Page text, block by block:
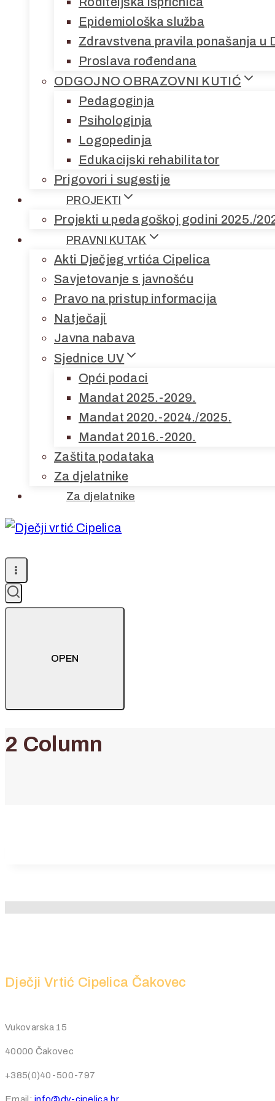
Epidemiološka služba
Zdravstvena pravila ponašanja u
Proslava rođendana
ODGOJNO OBRAZOVNI KUTIĆ
Pedagoginja
Psihologinja
Logopedinja
Edukacijski rehabilitator
Prigovori i sugestije
PROJEKTI
Projekti u pedagoškoj godini 2025./
PRAVNI KUTAK
Akti Dječjeg vrtića Cipelica
Savjetovanje s javnošću
Pravo na pristup informacija
Natječaji
Javna nabava
Sjednice UV
Opći podaci
Mandat 2025.-2029.
Mandat 2020.-2024./2025.
Mandat 2016.-2020.
Zaštita podataka
Za djelatnike
Za djelatnike
OPEN
2 Column
NS0-157
PEGACPBA71V1
PR000041
SSCP
70-463
Dječji Vrtić Cipelica Čakovec
Vukovarska 15
40000 Čakovec
+385(0)40-500-797